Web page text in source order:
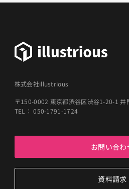
株式会社illustrious
〒150-0002 東京都渋谷区渋谷1-20-1 井
TEL： 050-1791-1724
お問い合わ
資料請求